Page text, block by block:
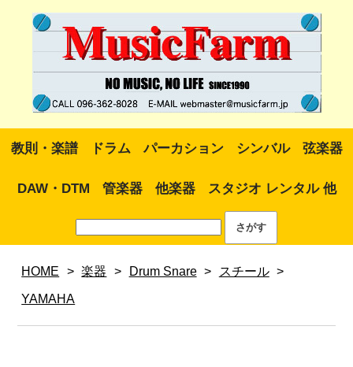
教則・楽譜 ドラム パーカション シンバル 弦楽器
DAW・DTM 管楽器 他楽器 スタジオ レンタル 他
HOME > 楽器 > Drum Snare > スチール >
YAMAHA